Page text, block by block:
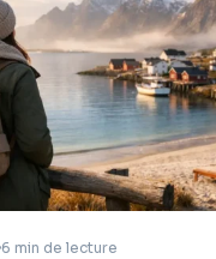
6 min de lecture